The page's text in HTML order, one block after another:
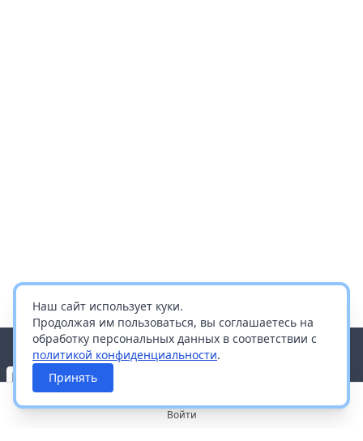
Наш сайт использует куки.
Продолжая им пользоваться, вы соглашаетесь на
обработку персональных данных в соответствии с
политикой конфиденциальности.
Принять
Войти